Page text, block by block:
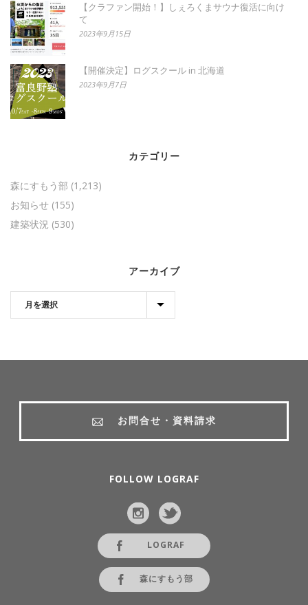
【クラファン開始！】しぇろくまサウナ復活に向け
て
2023年9月15日
【開催決定】ログスクール in 北海道
2023年9月7日
カテゴリー
森にすもう部 (1,213)
お知らせ (155)
建築状況 (530)
アーカイブ
お問合せ・資料請求
FOLLOW LOGRAF
LOGRAF
森にすもう部